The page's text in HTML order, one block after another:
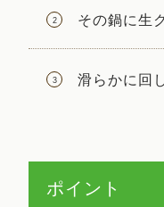
その鍋に生
滑らかに回
ポイント